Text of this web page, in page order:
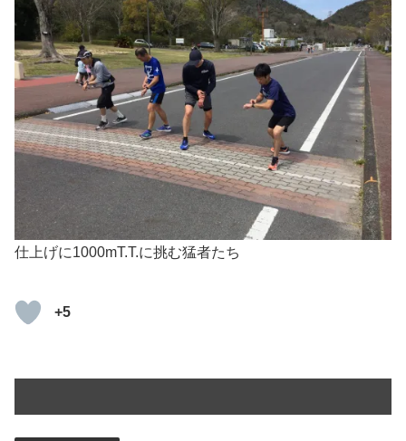
仕上げに1000mT.T.に挑む猛者たち
+5